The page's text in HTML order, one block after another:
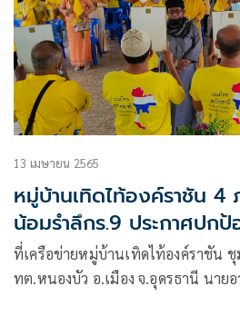
13 เมษายน 2565
หมู่บ้านเทิดไท้องค์ราชัน 4
น้อมรำลึกร.9 ประกาศปก
นม.112
ที่เครือข่ายหมู่บ้านเทิดไท้องค์ราชัน
ทต.หนองบัว อ.เมือง จ.อุดรธานี นายอานนท์ แสนน่าน ประธาน